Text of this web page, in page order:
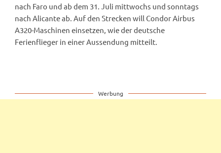
nach Faro und ab dem 31. Juli mittwochs und sonntags
nach Alicante ab. Auf den Strecken will Condor Airbus
A320-Maschinen einsetzen, wie der deutsche
Ferienflieger in einer Aussendung mitteilt.
Werbung